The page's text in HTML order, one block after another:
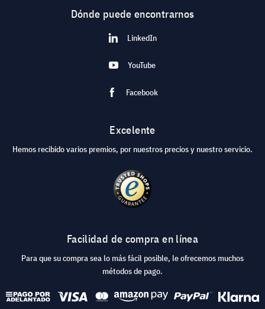
Dónde puede encontrarnos
LinkedIn
YouTube
Facebook
Excelente
Hemos recibido varios premios, por nuestros precios y nuestro servicio.
Facilidad de compra en línea
Para que su compra sea lo más fácil posible, le ofrecemos muchos
métodos de pago.